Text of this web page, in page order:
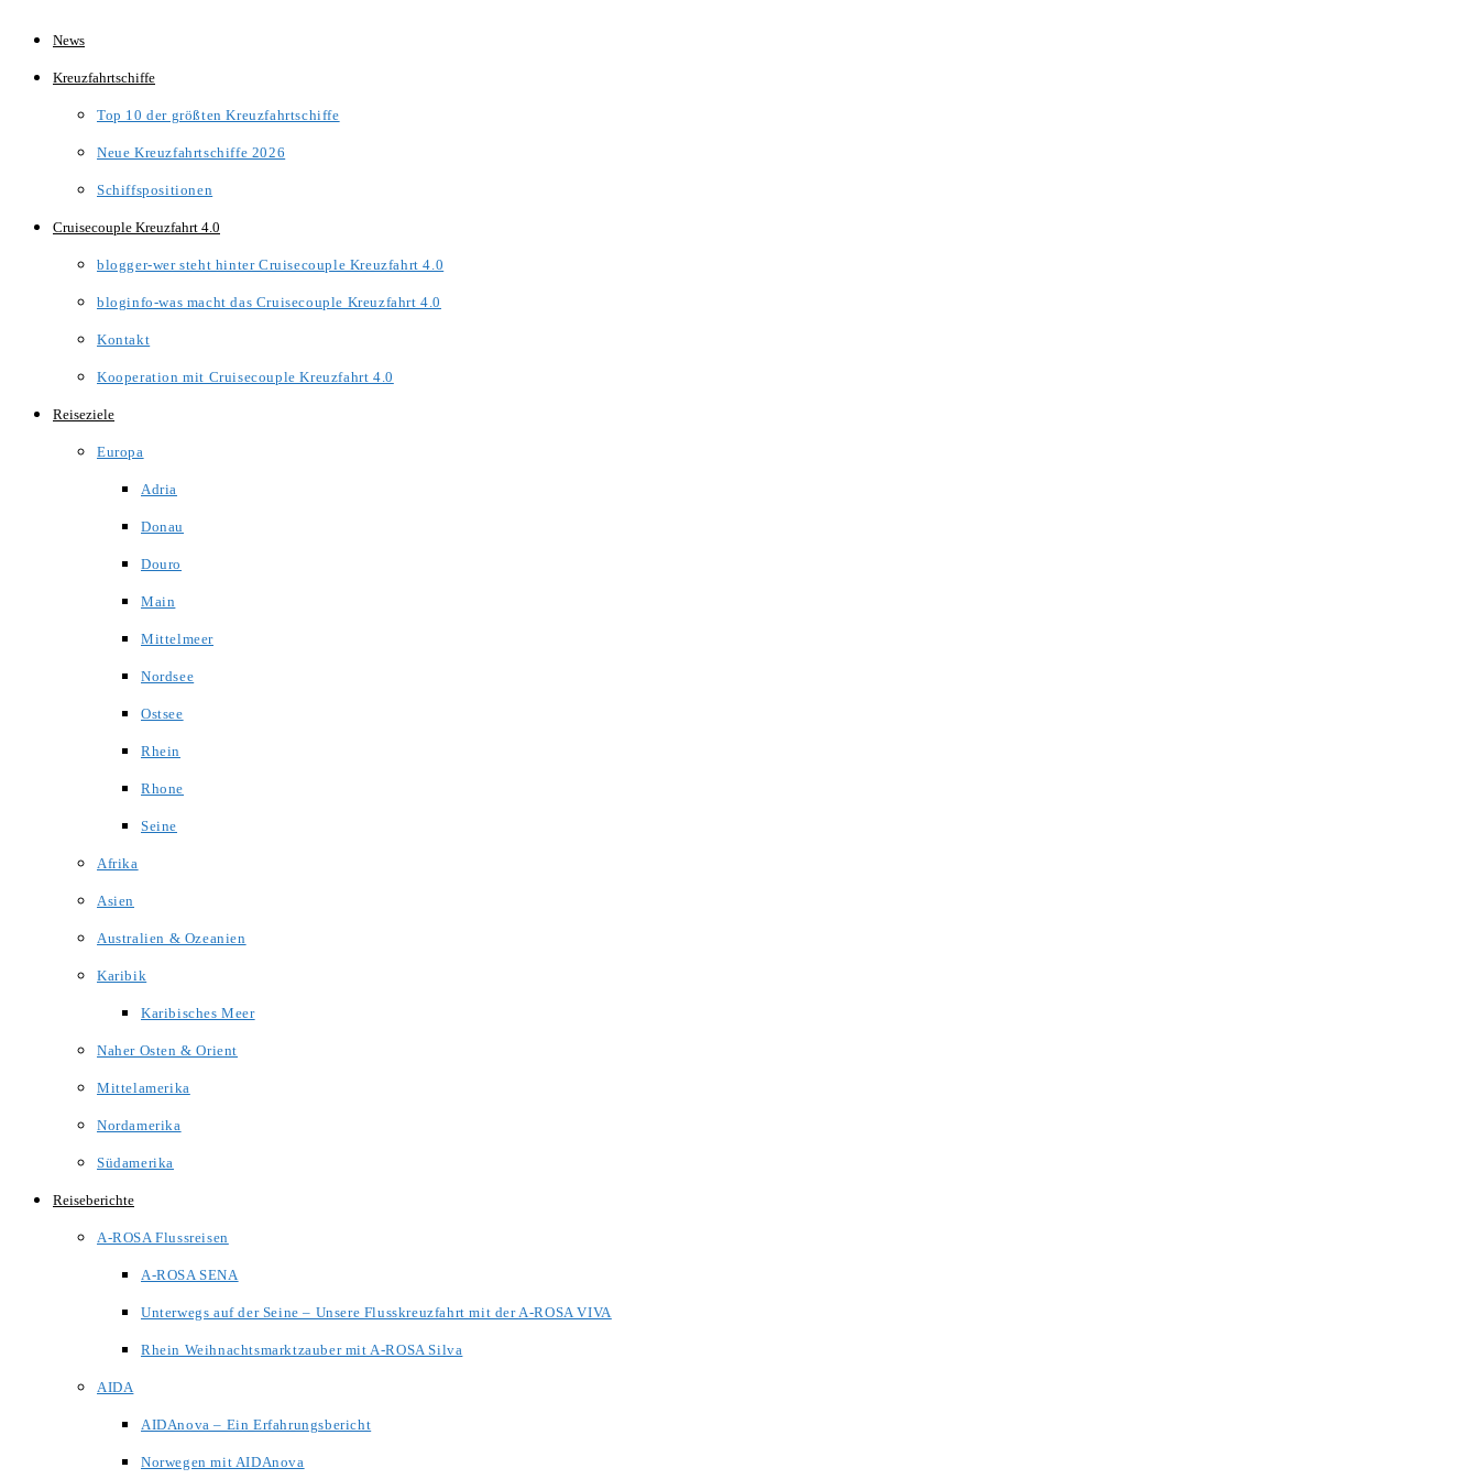
Zum
Inhalt
News
Kreuzfahrtschiffe
Top 10 der größten Kreuzfahrtschiffe
Neue Kreuzfahrtschiffe 2026
Schiffspositionen
Cruisecouple Kreuzfahrt 4.0
blogger-wer steht hinter Cruisecouple Kreuzfahrt 4.0
bloginfo-was macht das Cruisecouple Kreuzfahrt 4.0
Kontakt
Kooperation mit Cruisecouple Kreuzfahrt 4.0
Reiseziele
Europa
Adria
Donau
Douro
Main
Mittelmeer
Nordsee
Ostsee
Rhein
Rhone
Seine
Afrika
Asien
Australien & Ozeanien
Karibik
Karibisches Meer
Naher Osten & Orient
Mittelamerika
Nordamerika
Südamerika
Reiseberichte
A-ROSA Flussreisen
A-ROSA SENA
Unterwegs auf der Seine – Unsere Flusskreuzfahrt mit der A-ROSA VIVA
Rhein Weihnachtsmarktzauber mit A-ROSA Silva
AIDA
AIDAnova – Ein Erfahrungsbericht
Norwegen mit AIDAnova